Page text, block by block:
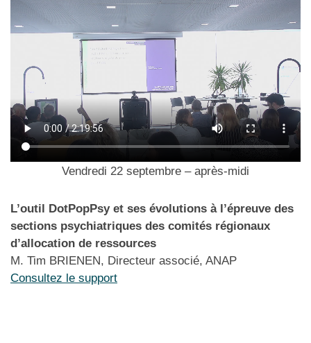
Vendredi 22 septembre – après-midi
L’outil DotPopPsy et ses évolutions à l’épreuve des
sections psychiatriques des comités régionaux
d’allocation de ressources
M. Tim BRIENEN, Directeur associé, ANAP
Consultez le support